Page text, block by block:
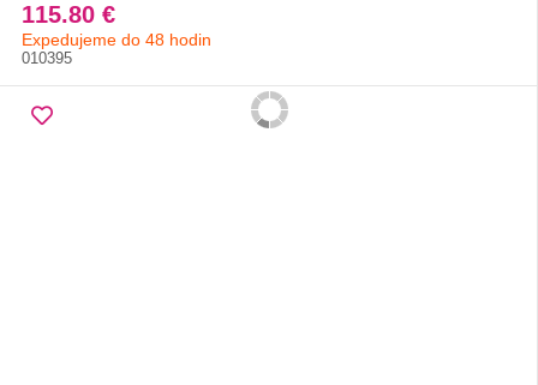
115.80 €
Expedujeme do 48 hodin
010395